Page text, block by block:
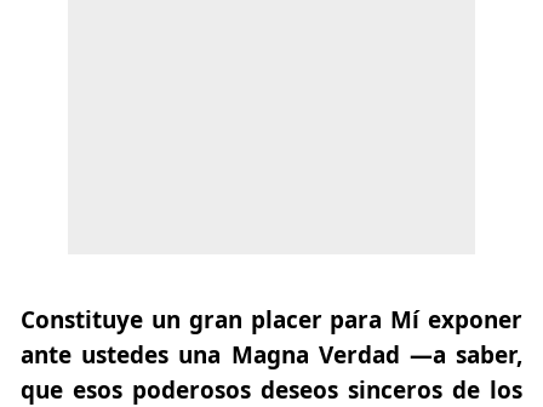
Constituye un gran placer para Mí exponer
ante ustedes una Magna Verdad —a saber,
que esos poderosos deseos sinceros de los